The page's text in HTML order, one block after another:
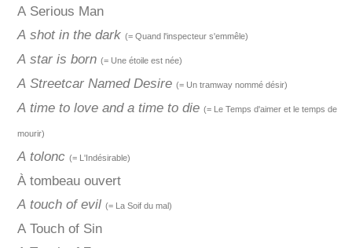
A Serious Man
A shot in the dark (= Quand l'inspecteur s'emmêle)
A star is born (= Une étoile est née)
A Streetcar Named Desire (= Un tramway nommé désir)
A time to love and a time to die (= Le Temps d'aimer et le temps de
mourir)
A tolonc (= L'Indésirable)
À tombeau ouvert
A touch of evil (= La Soif du mal)
A Touch of Sin